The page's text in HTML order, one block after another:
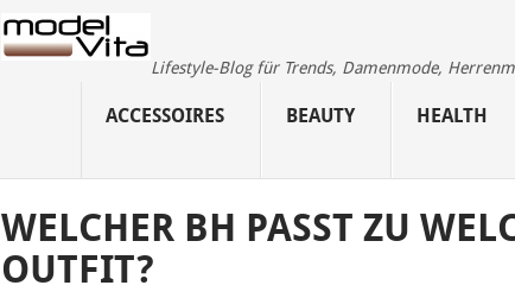
Lifestyle-Blog für Trends, Damenmode,
ACCESSOIRES BEAUTY HEALTH
WELCHER BH PASST ZU
OUTFIT?